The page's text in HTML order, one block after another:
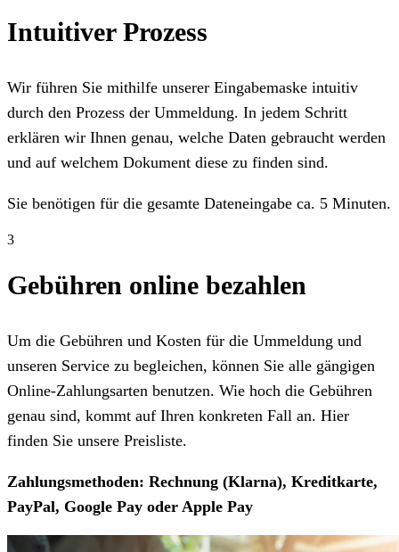
Intuitiver Prozess
Wir führen Sie mithilfe unserer Eingabemaske intuitiv
durch den Prozess der Ummeldung. In jedem Schritt
erklären wir Ihnen genau, welche Daten gebraucht werden
und auf welchem Dokument diese zu finden sind.
Sie benötigen für die gesamte Dateneingabe ca. 5 Minuten.
3
Gebühren online bezahlen
Um die Gebühren und Kosten für die Ummeldung und
unseren Service zu begleichen, können Sie alle gängigen
Online-Zahlungsarten benutzen. Wie hoch die Gebühren
genau sind, kommt auf Ihren konkreten Fall an. Hier
finden Sie unsere Preisliste.
Zahlungsmethoden: Rechnung (Klarna), Kreditkarte,
PayPal, Google Pay oder Apple Pay